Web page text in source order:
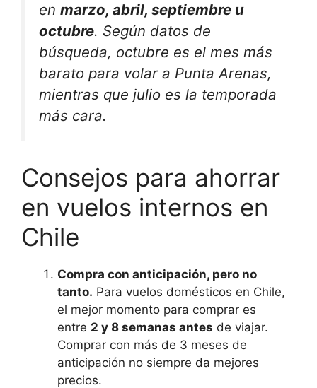
en marzo, abril, septiembre u
octubre. Según datos de
búsqueda, octubre es el mes más
barato para volar a Punta Arenas,
mientras que julio es la temporada
más cara.
Consejos para ahorrar
en vuelos internos en
Chile
Compra con anticipación, pero no
tanto. Para vuelos domésticos en Chile,
el mejor momento para comprar es
entre 2 y 8 semanas antes de viajar.
Comprar con más de 3 meses de
anticipación no siempre da mejores
precios.